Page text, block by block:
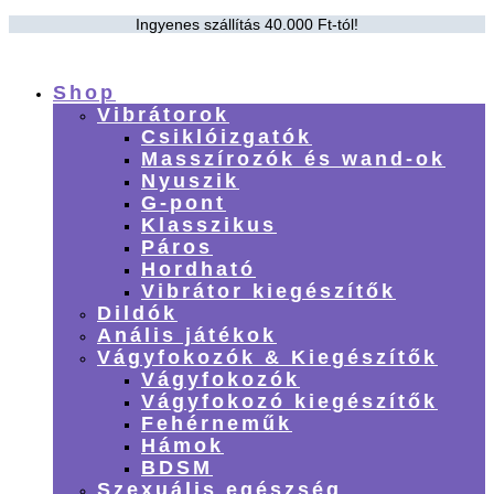
Ingyenes szállítás 40.000 Ft-tól!
Shop
Vibrátorok
Csiklóizgatók
Masszírozók és wand-ok
Nyuszik
G-pont
Klasszikus
Páros
Hordható
Vibrátor kiegészítők
Dildók
Anális játékok
Vágyfokozók & Kiegészítők
Vágyfokozók
Vágyfokozó kiegészítők
Fehérneműk
Hámok
BDSM
Szexuális egészség